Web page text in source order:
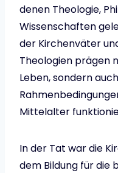
denen Theologie,
Wissenschaften
der Kirchenväter
Theologien prägen
Leben, sondern
Mittelalter
In der Tat war die
dem Bildung für die